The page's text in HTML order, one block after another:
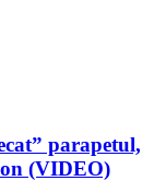
parapetul,
(VIDEO)